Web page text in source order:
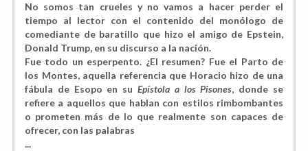
No somos tan crueles y no vamos a hacer perder el
tiempo al lector con el contenido del monólogo de
comediante de baratillo que hizo el amigo de Epstein,
Donald Trump, en su discurso a la nación.
Fue todo un esperpento. ¿El resumen? Fue el Parto de
los Montes, aquella referencia que Horacio hizo de una
fábula de Esopo en su Epístola a los Pisones, donde se
refiere a aquellos que hablan con estilos rimbombantes
o prometen más de lo que realmente son capaces de
ofrecer, con las palabras
...